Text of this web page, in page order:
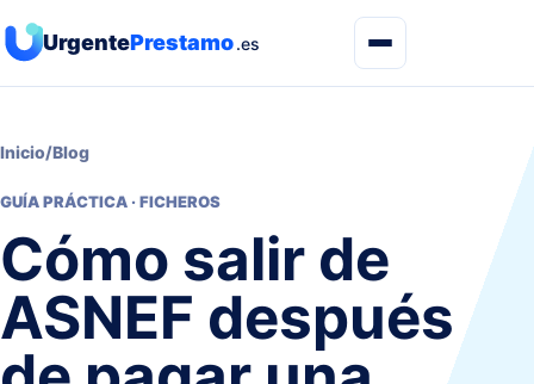
UrgentePrestamo.es
Inicio/Blog
GUÍA PRÁCTICA · FICHEROS
Cómo salir de
ASNEF después